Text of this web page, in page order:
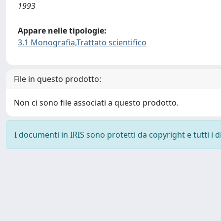
1993
Appare nelle tipologie:
3.1 Monografia,Trattato scientifico
File in questo prodotto:
Non ci sono file associati a questo prodotto.
I documenti in IRIS sono protetti da copyright e tutti i